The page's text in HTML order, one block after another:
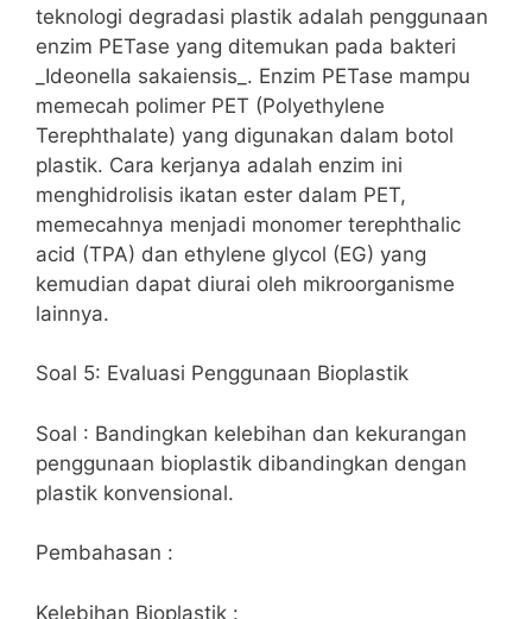
teknologi degradasi plastik adalah penggunaan
enzim PETase yang ditemukan pada bakteri
_Ideonella sakaiensis_. Enzim PETase mampu
memecah polimer PET (Polyethylene
Terephthalate) yang digunakan dalam botol
plastik. Cara kerjanya adalah enzim ini
menghidrolisis ikatan ester dalam PET,
memecahnya menjadi monomer terephthalic
acid (TPA) dan ethylene glycol (EG) yang
kemudian dapat diurai oleh mikroorganisme
lainnya.
Soal 5: Evaluasi Penggunaan Bioplastik
Soal : Bandingkan kelebihan dan kekurangan
penggunaan bioplastik dibandingkan dengan
plastik konvensional.
Pembahasan :
Kelebihan Bioplastik :